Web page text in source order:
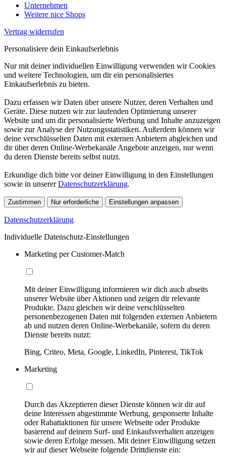
Unternehmen
Weitere nice Shops
Vertrag widerrufen
Personalisiere dein Einkaufserlebnis
Nur mit deiner individuellen Einwilligung verwenden wir Cookies
und weitere Technologien, um dir ein personalisiertes
Einkaufserlebnis zu bieten.
Dazu erfassen wir Daten über unsere Nutzer, deren Verhalten und
Geräte. Diese nutzen wir zur laufenden Optimierung unserer
Website und um dir personalisierte Werbung und Inhalte anzuzeigen
sowie zur Analyse der Nutzungsstatistiken. Außerdem können wir
deine verschlüsselten Daten mit externen Anbietern abgleichen und
dir über deren Online-Werbekanäle Angebote anzeigen, nur wenn
du deren Dienste bereits selbst nutzt.
Erkundige dich bitte vor deiner Einwilligung in den Einstellungen
sowie in unsererDatenschutzerklärung.
Zustimmen Nur erforderliche Einstellungen anpassen
Datenschutzerklärung
Individuelle Datenschutz-Einstellungen
Marketing per Customer-Match
Mit deiner Einwilligung informieren wir dich auch abseits
unserer Website über Aktionen und zeigen dir relevante
Produkte. Dazu gleichen wir deine verschlüsselten
personenbezogenen Daten mit folgenden externen Anbietern
ab und nutzen deren Online-Werbekanäle, sofern du deren
Dienste bereits nutzt:
Bing, Criteo, Meta, Google, LinkedIn, Pinterest, TikTok
Marketing
Durch das Akzeptieren dieser Dienste können wir dir auf
deine Interessen abgestimmte Werbung, gesponserte Inhalte
oder Rabattaktionen für unsere Webseite oder Produkte
basierend auf deinem Surf- und Einkaufsverhalten anzeigen
sowie deren Erfolge messen. Mit deiner Einwilligung setzen
wir auf dieser Webseite folgende Drittdienste ein: